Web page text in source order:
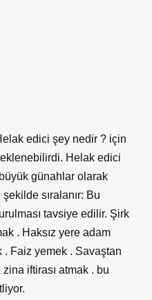
Helak edici şey nedir ? için
Helak edici
günahlar olarak
sıralanır: Bu
tavsiye edilir. Şirk
. Haksız yere adam
. Faiz yemek . Savaştan
iftirası atmak . bu